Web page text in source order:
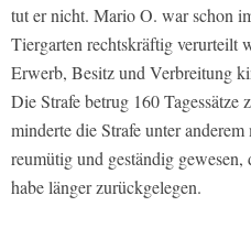
tut er nicht. Mario O. war schon
Tiergarten rechtskräftig verurteilt
Erwerb, Besitz und Verbreitung
Die Strafe betrug 160
minderte die Strafe unter
reumütig und geständig
habe länger zurückgelegen.